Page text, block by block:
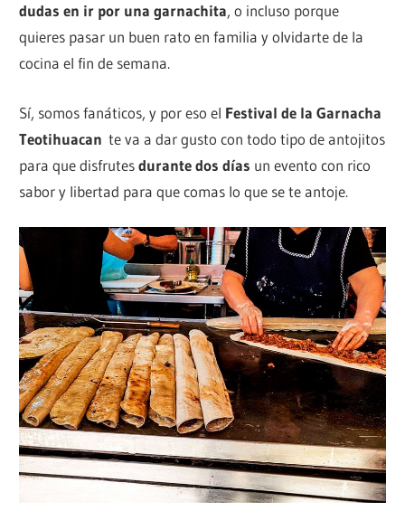
dudas en ir por una garnachita, o incluso porque
quieres pasar un buen rato en familia y olvidarte de la
cocina el fin de semana.
Sí, somos fanáticos, y por eso el Festival de la Garnacha
Teotihuacante va a dar gusto con todo tipo de antojitos
para que disfrutesdurante dos días un evento con rico
sabor y libertad para que comas lo que se te antoje.